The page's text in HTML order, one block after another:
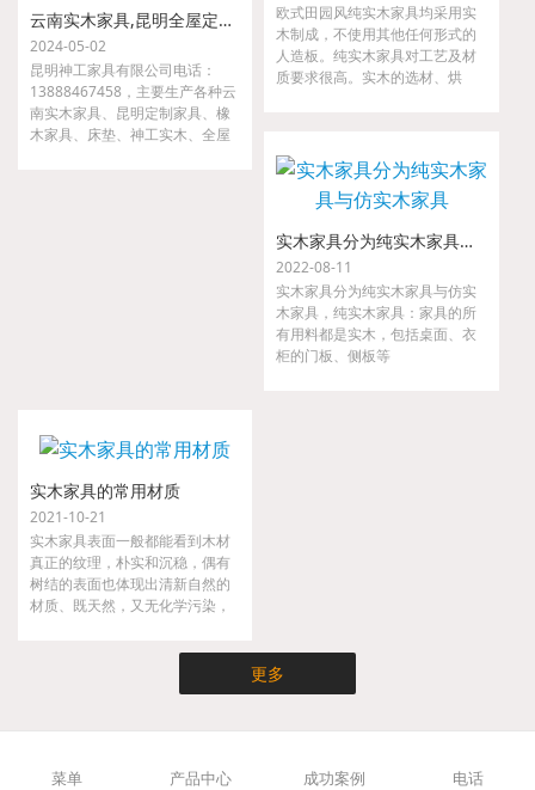
云南实木家具,昆明全屋定制家具,昆明实木家具厂
2024-05-02
昆明神工家具有限公司电话：
13888467458，主要生产各种云
南实木家具、昆明定制家具、橡
木家具、床垫、神工实木、全屋
欧式田园风纯实木家具均采用实
木制成，不使用其他任何形式的
人造板。纯实木家具对工艺及材
质要求很高。实木的选材、烘
象，大则整套家具变形，以至无
法使用。
实木家具分为纯实木家具与仿实木家具
2022-08-11
实木家具分为纯实木家具与仿实
木家具，纯实木家具：家具的所
有用料都是实木，包括桌面、衣
柜的门板、侧板等
实木家具的常用材质
2021-10-21
实木家具表面一般都能看到木材
真正的纹理，朴实和沉稳，偶有
树结的表面也体现出清新自然的
材质、既天然，又无化学污染，
现代都市人崇尚大自然的家具。
更多
菜单 产品中心 成功案例 电话